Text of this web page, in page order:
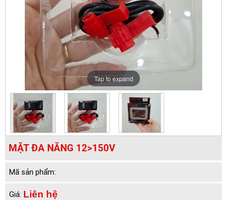
Tap to expand
MẶT ĐA NĂNG 12>150V
Mã sản phẩm:
Giá: Liên hệ